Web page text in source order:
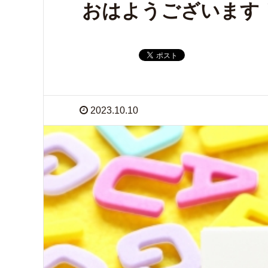
おはようございます
2023.10.10